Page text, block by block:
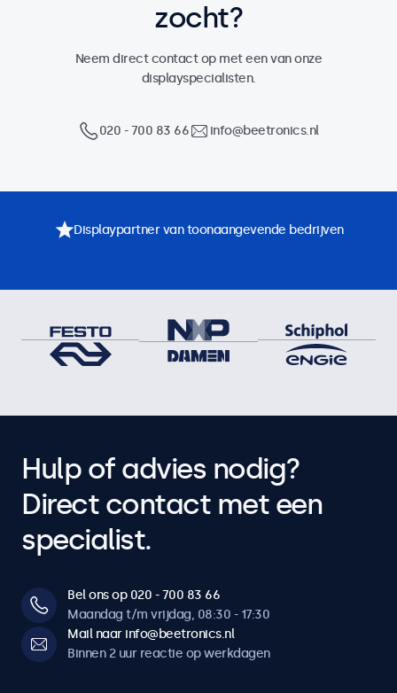
zocht?
Neem direct contact op met een van onze
displayspecialisten.
020 - 700 83 66 info@beetronics.nl
Displaypartner van toonaangevende bedrijven
Hulp of advies nodig?
Direct contact met een
specialist.
Bel ons op 020 - 700 83 66
Maandag t/m vrijdag, 08:30 - 17:30
Mail naar info@beetronics.nl
Binnen 2 uur reactie op werkdagen